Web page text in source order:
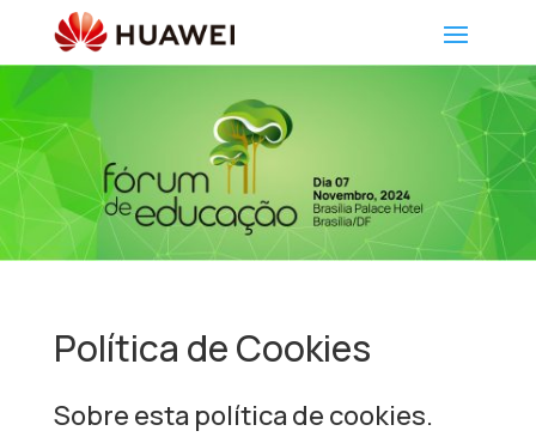
Política de Cookies
Sobre esta política de cookies.